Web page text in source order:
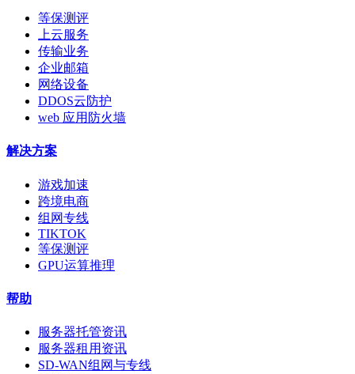
等保测评
上云服务
传输业务
企业邮箱
网络设备
DDOS云防护
web 应用防火墙
解决方案
游戏加速
跨境电商
组网专线
TIKTOK
等保测评
GPU运算推理
帮助
服务器托管资讯
服务器租用资讯
SD-WAN组网与专线